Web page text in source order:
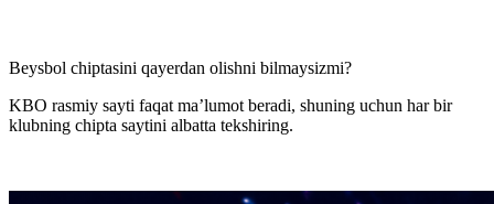
Beysbol chiptasini qayerdan olishni bilmaysizmi?
KBO rasmiy sayti faqat ma’lumot beradi, shuning uchun har bir
klubning chipta saytini albatta tekshiring.